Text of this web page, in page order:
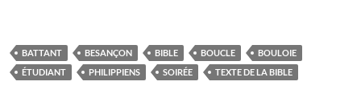
BATTANT BESANÇON BIBLE BOUCLE
BOULOIE
ÉTUDIANT
PHILIPPIENS SOIRÉE TEXTE DE LA BIBLE